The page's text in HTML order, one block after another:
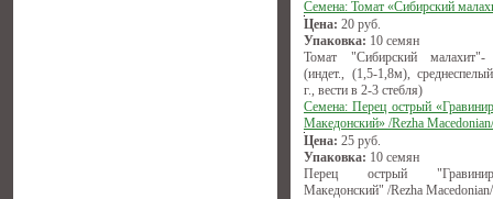
Семена: Томат «Сибирский
Цена: 20 руб.
Упаковка: 10 семян
Томат "Сибирский
(индет., (1,5-1,8м),
г., вести в 2-3 стебля)
Семена: Перец острый
Македонский» /Rezha Macedonian/
Цена: 25 руб.
Упаковка: 10 семян
Перец острый
Македонский" /Rezha Macedonian/